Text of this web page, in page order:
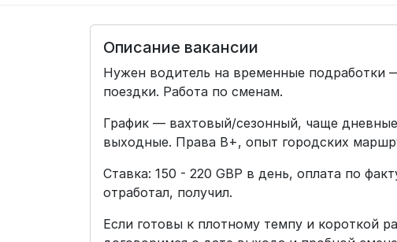
Описание вакансии
Нужен водитель на временные подработки
поездки. Работа по сменам.
График — вахтовый/сезонный, чаще
выходные. Права B+, опыт городских
Ставка: 150 - 220 GBP в день, оплата по
отработал, получил.
Если готовы к плотному темпу и короткой